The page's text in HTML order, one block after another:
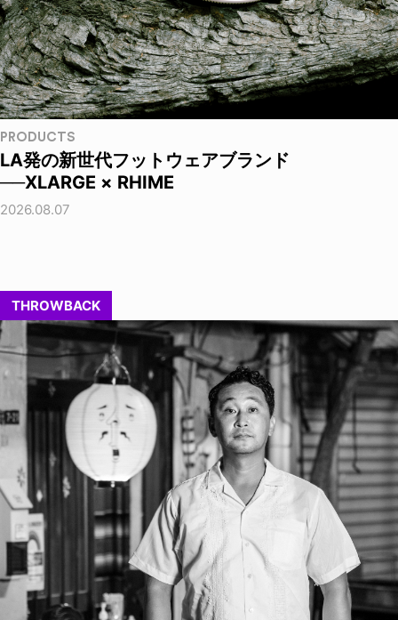
PRODUCTS
LA発の新世代フットウェアブランド
──XLARGE × RHIME
2026.08.07
THROWBACK